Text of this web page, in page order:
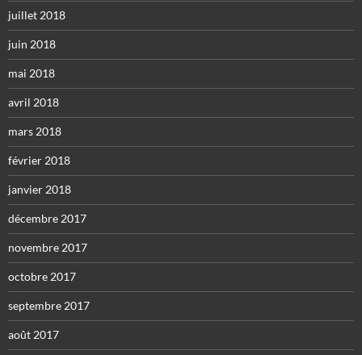
juillet 2018
juin 2018
mai 2018
avril 2018
mars 2018
février 2018
janvier 2018
décembre 2017
novembre 2017
octobre 2017
septembre 2017
août 2017